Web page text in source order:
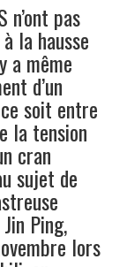
n’ont pas
la hausse
a même
d’un
soit entre
la tension
cran
sujet de
Ping,
lors